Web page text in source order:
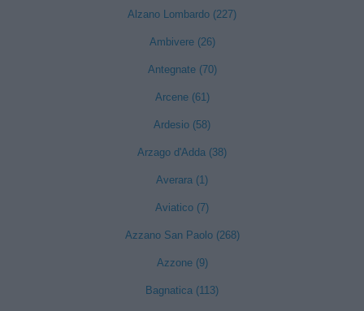
Alzano Lombardo (227)
Ambivere (26)
Antegnate (70)
Arcene (61)
Ardesio (58)
Arzago d'Adda (38)
Averara (1)
Aviatico (7)
Azzano San Paolo (268)
Azzone (9)
Bagnatica (113)